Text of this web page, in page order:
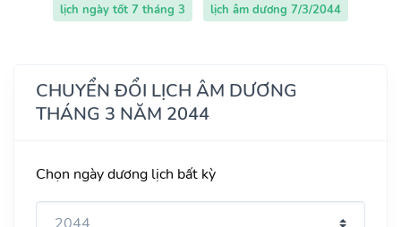
lịch ngày tốt 7 tháng 3
lịch âm dương 7/3/2044
CHUYỂN ĐỔI LỊCH ÂM DƯƠNG
THÁNG 3 NĂM 2044
Chọn ngày dương lịch bất kỳ